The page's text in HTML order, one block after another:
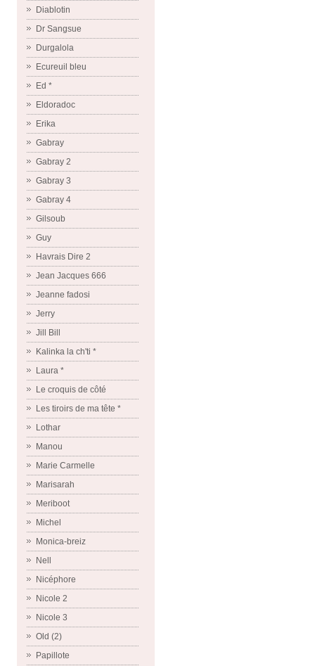
Diablotin
Dr Sangsue
Durgalola
Ecureuil bleu
Ed *
Eldoradoc
Erika
Gabray
Gabray 2
Gabray 3
Gabray 4
Gilsoub
Guy
Havrais Dire 2
Jean Jacques 666
Jeanne fadosi
Jerry
Jill Bill
Kalinka la ch'ti *
Laura *
Le croquis de côté
Les tiroirs de ma tête *
Lothar
Manou
Marie Carmelle
Marisarah
Meriboot
Michel
Monica-breiz
Nell
Nicéphore
Nicole 2
Nicole 3
Old (2)
Papillote